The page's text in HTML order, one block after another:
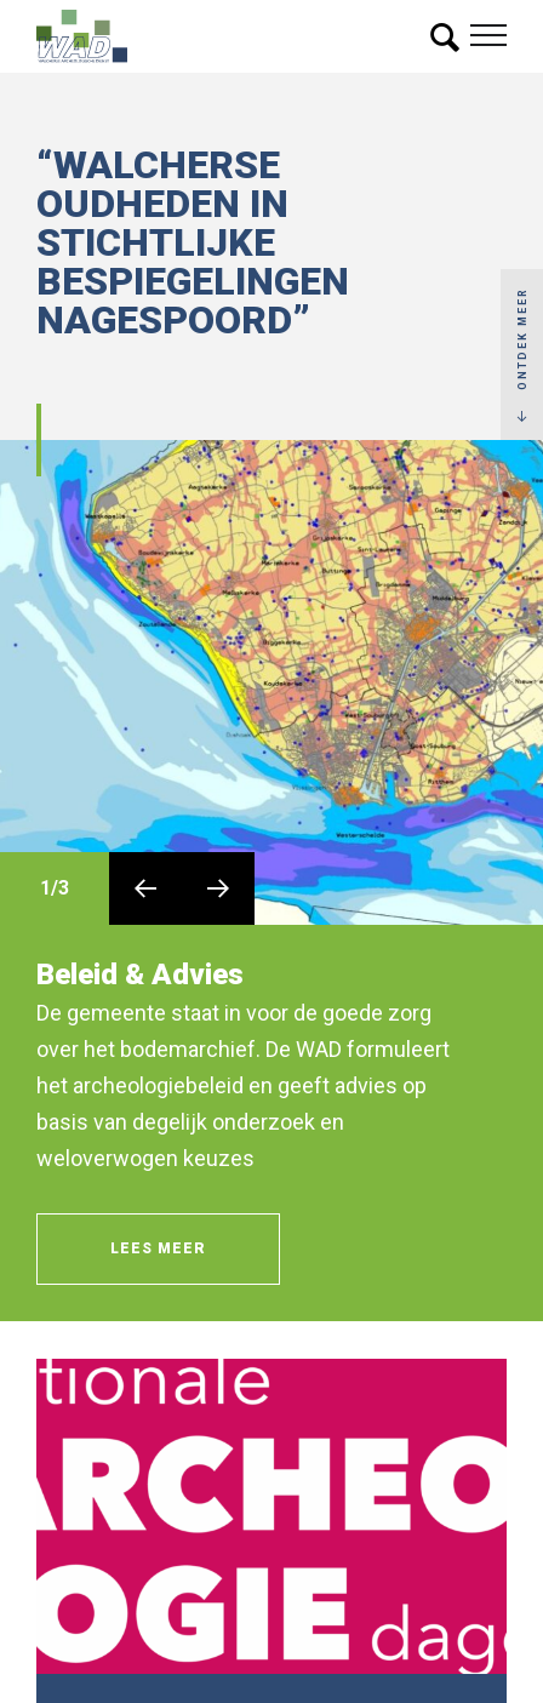
“WALCHERSE
OUDHEDEN IN
STICHTLIJKE
BESPIEGELINGEN
NAGESPOORD”
ONTDEK MEER
1/3
Beleid & Advies
De gemeente staat in voor de goede zorg
over het bodemarchief. De WAD formuleert
het archeologiebeleid en geeft advies op
basis van degelijk onderzoek en
weloverwogen keuzes
LEES MEER